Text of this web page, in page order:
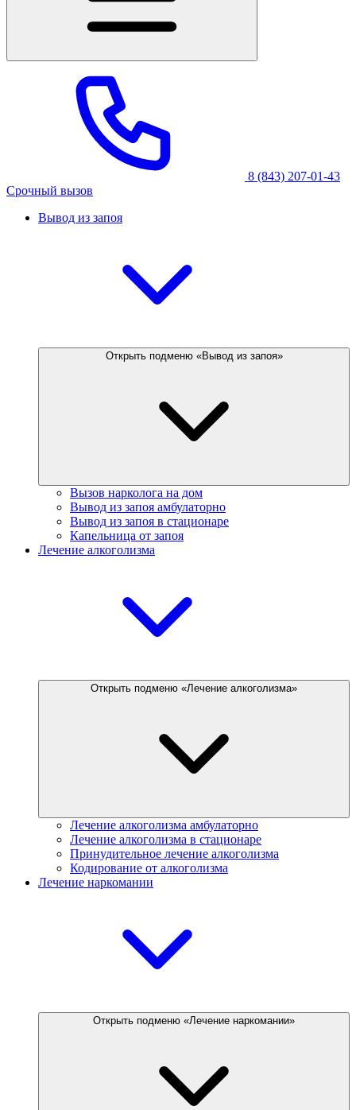
8 (843) 207-01-43
Срочный вызов
Вывод из запоя
Открыть подменю «Вывод из запоя»
Вызов нарколога на дом
Вывод из запоя амбулаторно
Вывод из запоя в стационаре
Капельница от запоя
Лечение алкоголизма
Открыть подменю «Лечение алкоголизма»
Лечение алкоголизма амбулаторно
Лечение алкоголизма в стационаре
Принудительное лечение алкоголизма
Кодирование от алкоголизма
Лечение наркомании
Открыть подменю «Лечение наркомании»